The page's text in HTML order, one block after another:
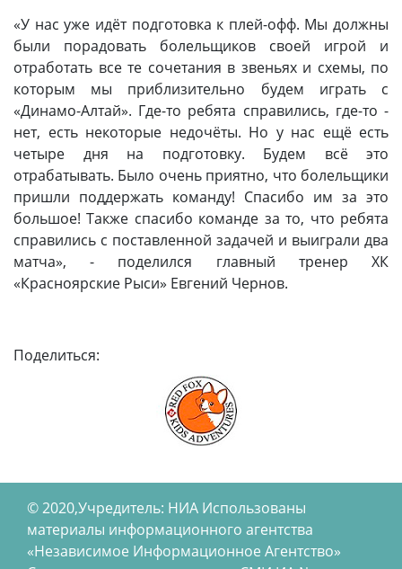
«У нас уже идёт подготовка к плей-офф. Мы должны
были порадовать болельщиков своей игрой и
отработать все те сочетания в звеньях и схемы, по
которым мы приблизительно будем играть с
«Динамо-Алтай». Где-то ребята справились, где-то -
нет, есть некоторые недочёты. Но у нас ещё есть
четыре дня на подготовку. Будем всё это
отрабатывать. Было очень приятно, что болельщики
пришли поддержать команду! Спасибо им за это
большое! Также спасибо команде за то, что ребята
справились с поставленной задачей и выиграли два
матча», - поделился главный тренер ХК
«Красноярские Рыси» Евгений Чернов.
Поделиться:
© 2020,Учредитель: НИА Использованы
материалы информационного агентства
«Независимое Информационное Агентство»